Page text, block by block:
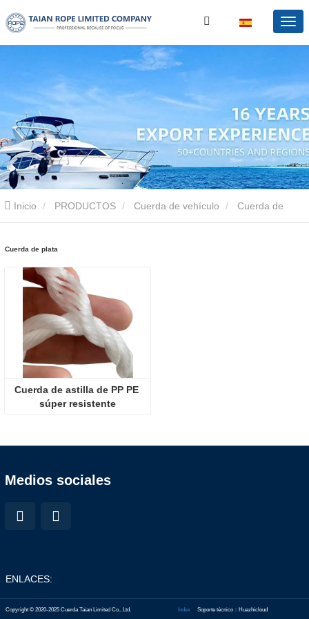
Inicio PRODUCTOS Cuerda de vehículo
Cuerda de plata
Cuerda de astilla de PP PE
súper resistente
Medios sociales
ENLACES:
Copyright © 2020-2025 Cuerda Taian Limited Co., Ltd. Soporte técnico：Huazhicloud
Index